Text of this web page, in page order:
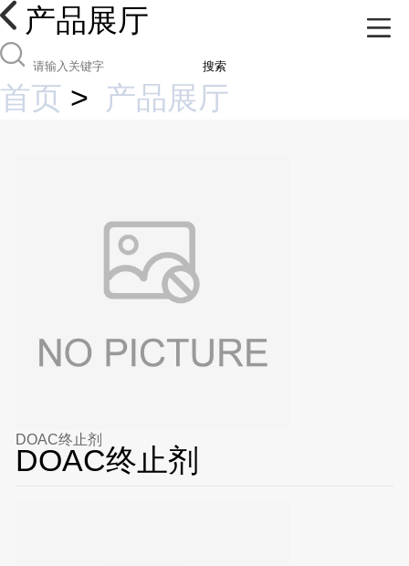
产品展厅
搜索
首页 > 产品展厅
DOAC终止剂
DOAC终止剂